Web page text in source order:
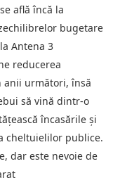
află încă la
bugetare
Antena 3
reducerea
anii următori, însă
să vină dintr-o
încasările și
cheltuielilor publice.
dar este nevoie de